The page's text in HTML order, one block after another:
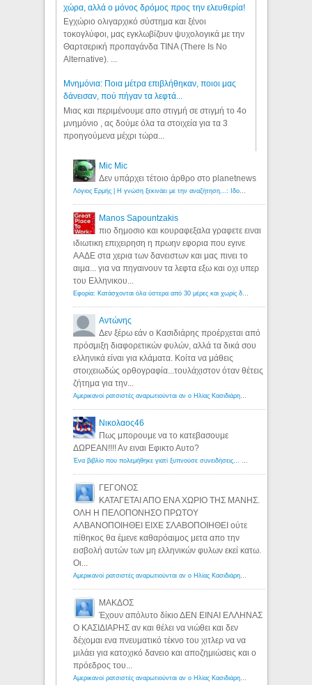
χώρα, αλλά ο μόνος δρόμος προς την ελευθερία!
Εγχώριο ολιγαρχικό σύστημα και ξένοι
τοκογλύφοι, μας εγκλωβίζουν ψυχολογικά με την
Θαρτσερική προπαγάνδα TINA (There Is No
Alternative). ...
Μνημόνια: Ποια μέτρα επιβλήθηκαν, ποιοι μας
δάνεισαν, πού πήγαν τα λεφτά...
Μιας και περιμένουμε απο στιγμή σε στιγμή το 4ο
μνημόνιο , ας δούμε όλα τα στοιχεία για τα 3
προηγούμενα μέχρι τώρα...
Mic Mic
Δεν υπάρχει τέτοιο άρθρο στο planetnews
Manos Sapountzakis
πιο δημοσιο και κουραφεξαλα γραφετε ειναι
ιδιωτικη επιχειρηση η πρωην εφορια που εγινε
ΑΑΔΕ στα χερια των δανειστων και μας πινει το
αιμα... για να πηγαινουν τα λεφτα εξω και οχι υπερ
του Ελληνικου...
Αντώνης
Δεν ξέρω εάν ο Κασιδιάρης προέρχεται από
πρόσμιξη διαφορετικών φυλών, αλλά τα δικά σου
ελληνικά είναι για κλάματα. Κοίτα να μάθεις
στοιχειωδώς ορθογραφία...τουλάχιστον όταν θέτεις
ζήτημα για την...
Νικολαος46
Πως μπορουμε να το κατεβασουμε
ΔΩΡΕΑΝ!!!! Αν ειναι Εφικτο Αυτο?
ΓΕΓΟΝΟΣ
ΚΑΤΑΓΕΤΑΙ ΑΠΟ ΕΝΑ ΧΩΡΙΟ ΤΗΣ ΜΑΝΗΣ.
ΟΛΗ Η ΠΕΛΟΠΟΝΗΣΟ ΠΡΩΤΟΥ
ΑΛΒΑΝΟΠΟΙΗΘΕΙ ΕΙΧΕ ΣΛΑΒΟΠΟΙΗΘΕΙ ούτε
πίθηκος θα έμενε καθαρόαιμος μετα απο την
εισβολή αυτών των μη ελληνικών φυλων εκεί κατω.
Οι...
ΜΑΚΔΟΣ
Έχουν απόλυτο δίκιο ΔΕΝ ΕΙΝΑΙ ΕΛΛΗΝΑΣ
Ο ΚΑΣΙΔΙΑΡΗΣ αν και θέλει να νιώθει και δεν
δέχομαι ενα πνευματικό τέκνο του χιτλερ να να
μιλάει για κατοχικό δανειο και αποζημιώσεις και ο
πρόεδρος του...